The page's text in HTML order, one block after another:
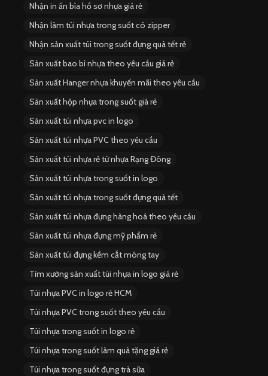
Nhận in ấn bìa hồ sơ nhựa giá rẻ
Nhận làm túi nhựa trong suốt có zipper
Nhận sản xuất túi trong suốt đựng quà tết rẻ
Sản xuất bao bì nhựa theo yêu cầu giá rẻ
Sản xuất Hanger nhựa khuyến mãi theo yêu cầu
Sản xuất hộp nhựa trong suốt giá rẻ
Sản xuất túi nhựa pvc in logo
Sản xuất túi nhựa PVC theo yêu cầu
Sản xuất túi nhựa rẻ từ nhựa Rạng Đông
Sản xuất túi nhựa trong suốt in logo
Sản xuất túi nhựa trong suốt đựng quà tết
Sản xuất túi nhựa đựng hàng hoá theo yêu cầu
Sản xuất túi nhựa đựng mỹ phẩm rẻ
Sản xuất túi đựng kềm cắt móng tay
Tìm xưởng sản xuất túi nhựa in logo giá rẻ
Túi nhựa PVC in logo rẻ HCM
Túi nhựa PVC trong suốt theo yêu cầu
Túi nhựa trong suốt in logo rẻ
Túi nhựa trong suốt làm quà tặng giá rẻ
Túi nhựa trong suốt đựng trà sữa